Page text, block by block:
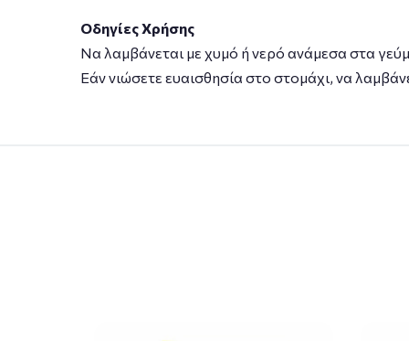
Οδηγίες Χρήσης
Να λαμβάνεται με χυμό ή νερό ανάμεσα στα
Εάν νιώσετε ευαισθησία στο στομάχι, να